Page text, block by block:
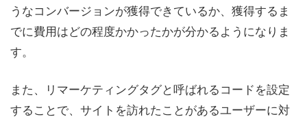
うなコンバージョンが獲得できているか、獲得するま
でに費用はどの程度かかったかが分かるようになりま
す。
また、リマーケティングタグと呼ばれるコードを設定
することで、サイトを訪れたことがあるユーザーに対